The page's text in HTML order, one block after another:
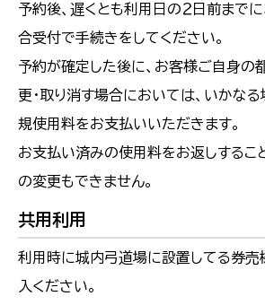
予約後、遅くとも利用日の２日前までに
合受付で手続きをしてください。
予約が確定した後に、お客様ご自身の
更・取り消す場合においては、いかな
規使用料をお支払いいただきます。
お支払い済みの使用料をお返しするこ
の変更もできません。
共用利用
利用時に城内弓道場に設置してる券
入ください。